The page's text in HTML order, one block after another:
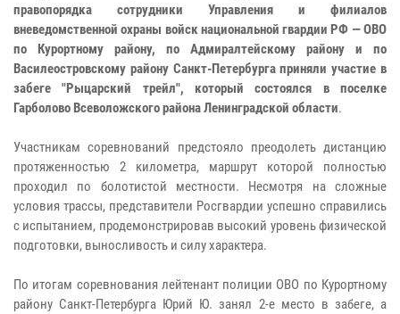
правопорядка сотрудники Управления и филиалов
вневедомственной охраны войск национальной гвардии РФ — ОВО
по Курортному району, по Адмиралтейскому району и по
Василеостровскому району Санкт-Петербурга приняли участие в
забеге "Рыцарский трейл", который состоялся в поселке
Гарболово Всеволожского района Ленинградской области.
Участникам соревнований предстояло преодолеть дистанцию
протяженностью 2 километра, маршрут которой полностью
проходил по болотистой местности. Несмотря на сложные
условия трассы, представители Росгвардии успешно справились
с испытанием, продемонстрировав высокий уровень физической
подготовки, выносливость и силу характера.
По итогам соревнования лейтенант полиции ОВО по Курортному
району Санкт-Петербурга Юрий Ю. занял 2-е место в забеге, а